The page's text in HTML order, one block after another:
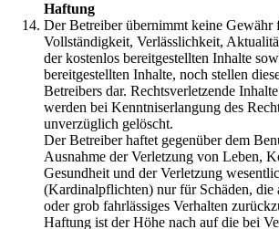
Haftung
Der Betreiber übernimmt keine Gewähr
Vollständigkeit, Verlässlichkeit,
der kostenlos bereitgestellten Inhalte
bereitgestellten Inhalte, noch stellen
Betreibers dar. Rechtsverletzende
werden bei Kenntniserlangung des
unverzüglich gelöscht.
Der Betreiber haftet gegenüber dem
Ausnahme der Verletzung von Leben,
Gesundheit und der Verletzung
(Kardinalpflichten) nur für Schäden, die
oder grob fahrlässiges Verhalten
Haftung ist der Höhe nach auf die bei